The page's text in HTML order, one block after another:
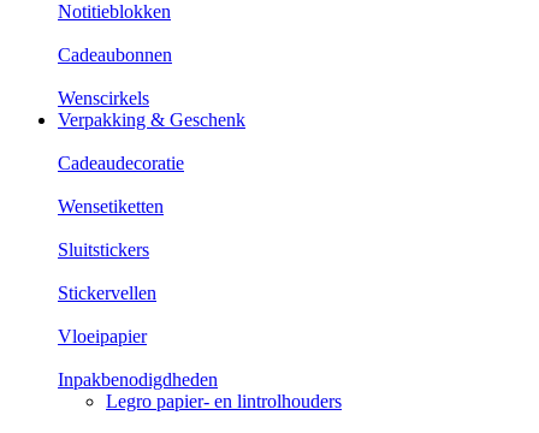
Notitieblokken
Cadeaubonnen
Wenscirkels
Verpakking & Geschenk
Cadeaudecoratie
Wensetiketten
Sluitstickers
Stickervellen
Vloeipapier
Inpakbenodigdheden
Legro papier- en lintrolhouders